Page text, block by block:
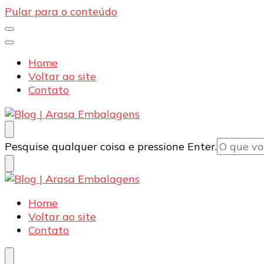
Pular para o conteúdo
Home
Voltar ao site
Contato
Blog | Arasa Embalagens
Confira conteúdos sobre embalagens para pizzas,
Procurando
algo?
Pesquise qualquer coisa e pressione Enter.
Blog | Arasa Embalagens
Confira conteúdos sobre embalagens para pizzas,
Home
Voltar ao site
Contato